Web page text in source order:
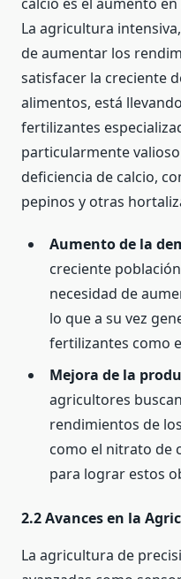
La agricultura
de aumentar los
satisfacer la creciente
alimentos, está
fertilizantes
particularmente
deficiencia de calcio,
pepinos y otras
Aumento de la
creciente
necesidad de
lo que a su vez
fertilizantes como
Mejora de la
agricultores
rendimientos de
como el nitrato de
para lograr estos
2.2 Avances en la
La agricultura de